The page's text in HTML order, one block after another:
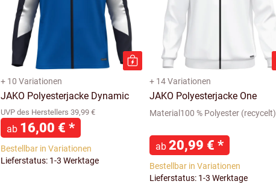
+ 10 Variationen
JAKO Polyesterjacke Dynamic
UVP des Herstellers 39,99 €
ab 16,00 € *
Bestellbar in Variationen
Lieferstatus: 1-3 Werktage
+ 14 Variationen
JAKO Polyesterjacke One
Material100 % Polyester (recycelt)
ab 20,99 € *
Bestellbar in Variationen
Lieferstatus: 1-3 Werktage